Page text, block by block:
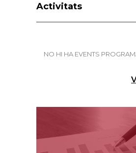
Activitats
NO HI HA EVENTS